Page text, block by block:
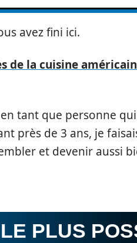
avez fini ici.
de la cuisine
tant que personne
près de 3 ans, je
et devenir aussi
PLUS